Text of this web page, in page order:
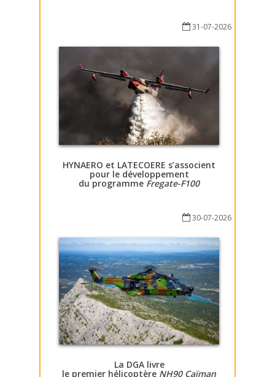
31-07-2026
HYNAERO et LATECOERE s’associent
pour le développement
du programme Fregate-F100
30-07-2026
La DGA livre
le premier hélicoptère NH90 Caïman